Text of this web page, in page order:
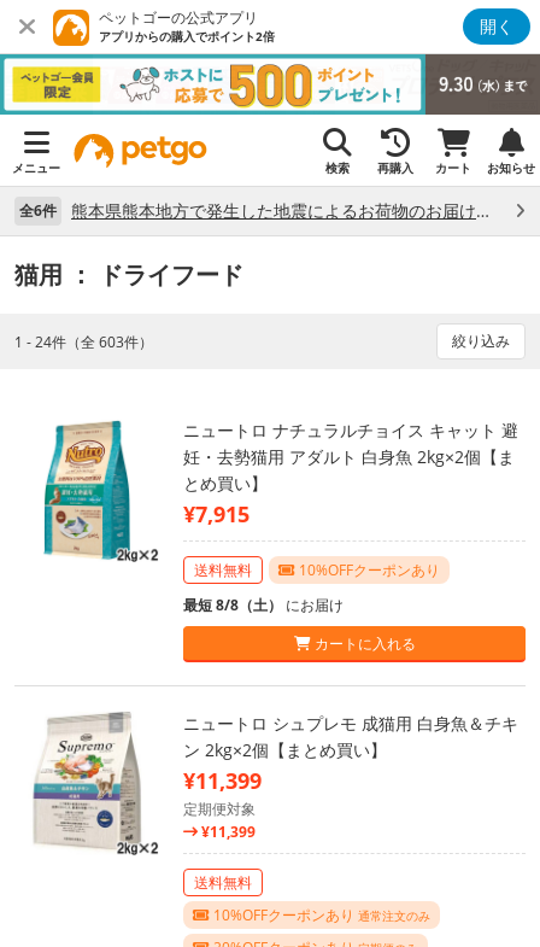
ペットゴーの公式アプリ
アプリからの購入でポイント2倍 開く
メニュー 検索 再購入 カート お知らせ
全6件 熊本県熊本地方で発生した地震によるお荷物のお届け状況について （7/28）
猫用 ： ドライフード
1 - 24件（全 603件） 絞り込み
ニュートロ ナチュラルチョイス キャット 避
妊・去勢猫用 アダルト 白身魚 2kg×2個【ま
とめ買い】
¥7,915
送料無料
10%OFFクーポンあり
最短 8/8（土） にお届け
カートに入れる
ニュートロ シュプレモ 成猫用 白身魚＆チキ
ン 2kg×2個【まとめ買い】
¥11,399
定期便対象
¥11,399
送料無料
10%OFFクーポンあり 通常注文のみ